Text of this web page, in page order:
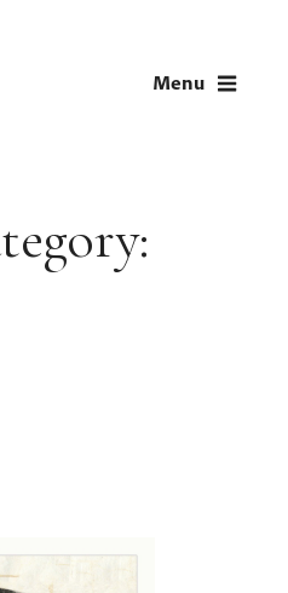
Menu